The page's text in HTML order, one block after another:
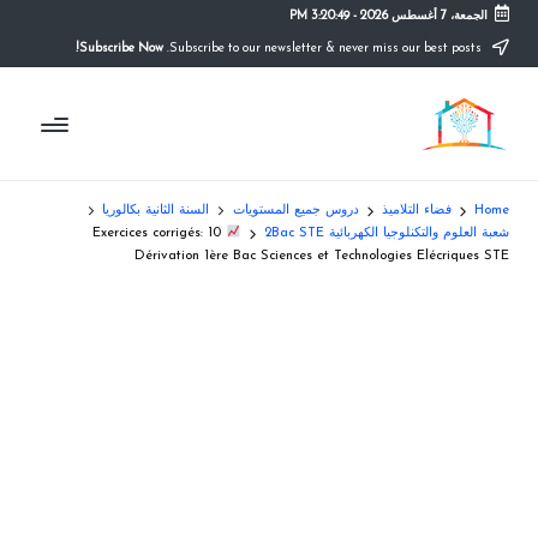
content
الجمعة، 7 أغسطس 2026 -
3:20:50 PM
Subscribe Now!
م
و
ق
ع
التعليم
الصريح
Home فضاء التلاميذ دروس جميع المستويات
السنة الثانية بكالوريا
شعبة العلوم والتكنلوجيا الكهربائية 2Bac STE
10 Exercices corrigés:
Dérivation 1ère Bac Sciences et Technologies Elécriques STE